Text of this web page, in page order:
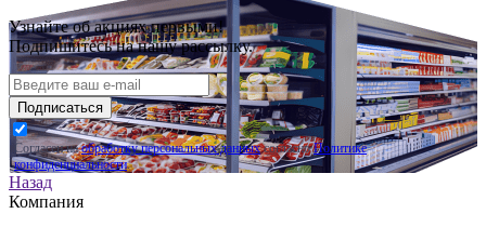
Узнайте об акциях первыми!
Подпишитесь на нашу рассылку.
Подписаться
Согласен наобработку персональных данныхсогласноПолитике
конфиденциальности.
Назад
Компания